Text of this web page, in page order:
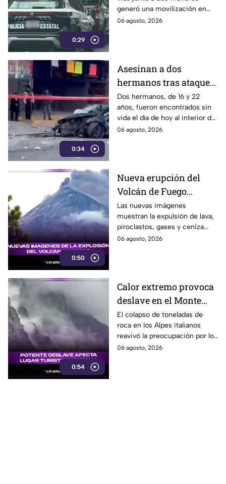
0:29
generó una movilización en
inmediaciones del municipio
06 agosto, 2026
0:34
Asesinan a dos
hermanos tras ataque
armado en Huixcolotla
hoy; hallaron sus
cuerpos dentro de un
automóvil
Dos hermanos, de 16 y 22
años, fueron encontrados sin
vida el día de hoy al interior de
un vehículo con múltiples
06 agosto, 2026
0:50
Nueva erupción del
Volcán de Fuego
mantiene en alerta a
Guatemala
Las nuevas imágenes
muestran la expulsión de lava,
piroclastos, gases y ceniza
mientras el coloso permanece
06 agosto, 2026
0:54
Calor extremo provoca
deslave en el Monte
Cervino, Italia.
El colapso de toneladas de
roca en los Alpes italianos
reavivó la preocupación por los
efectos del aumento de las
06 agosto, 2026